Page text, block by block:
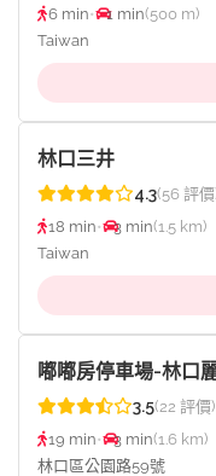
6 min• 1 min(500 m)
Taiwan
林口三井
4.3(56 評價
18 min• 3 min(1.5 km)
Taiwan
嘟嘟房停車場-林口
3.5(22 評價)
19 min• 3 min(1.6 km)
林口區公園路59號